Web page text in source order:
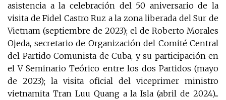
asistencia a la celebración del 50 aniversario de la
visita de Fidel Castro Ruz a la zona liberada del Sur de
Vietnam (septiembre de 2023); el de Roberto Morales
Ojeda, secretario de Organización del Comité Central
del Partido Comunista de Cuba, y su participación en
el V Seminario Teórico entre los dos Partidos (mayo
de 2023); la visita oficial del viceprimer ministro
vietnamita Tran Luu Quang a la Isla (abril de 2024)...